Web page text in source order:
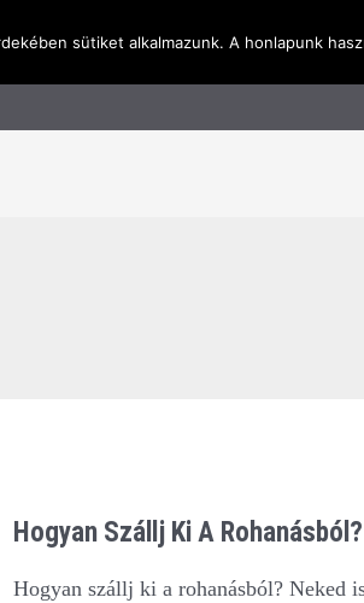
Hogyan Szállj Ki A Rohanásból?
Hogyan szállj ki a rohanásból? Neked
sütiket alkalmazunk. A honlapunk